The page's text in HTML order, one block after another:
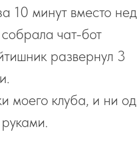
10 минут вместо
чат-бот
развернул 3
моего клуба, и ни